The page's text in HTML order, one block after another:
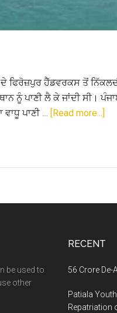
ਫਿਰੋਜ਼ਪੁਰ ਹੈੱਡਵਰਕਸ ਤੋਂ
ਨੂੰ ਪਾਣੀ ਲੈ ਕੇ ਜਾਂਦੀ ਸੀ।
ਵਾਧੂ ਪਾਣੀ …
[Read more...]
be used to
other
RECENT
56 Crore
Patiala
Repatriation